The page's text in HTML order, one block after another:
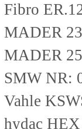
Fibro
MADER
MADER
SMW NR:
Vahle
hydac